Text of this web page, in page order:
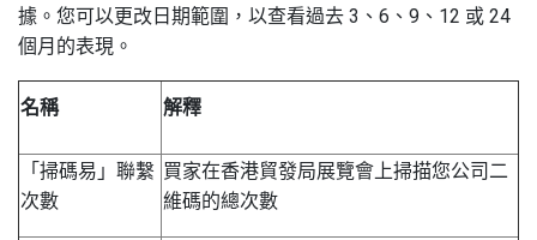
據。您可以更改日期範圍，以查看過去 3、6、9、12 或 24
個月的表現。
名稱 解釋
「掃碼易」聯繫
次數
買家在香港貿發局展覽會上掃描您公司二
維碼的總次數